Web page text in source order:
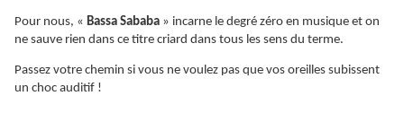
Pour nous, « Bassa Sababa » incarne le degré zéro en musique et on
ne sauve rien dans ce titre criard dans tous les sens du terme.
Passez votre chemin si vous ne voulez pas que vos oreilles subissent
un choc auditif !